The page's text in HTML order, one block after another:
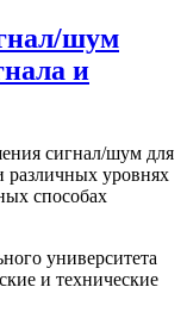
шум
и
сигнал/шум для
различных уровнях
способах
университета
и технические